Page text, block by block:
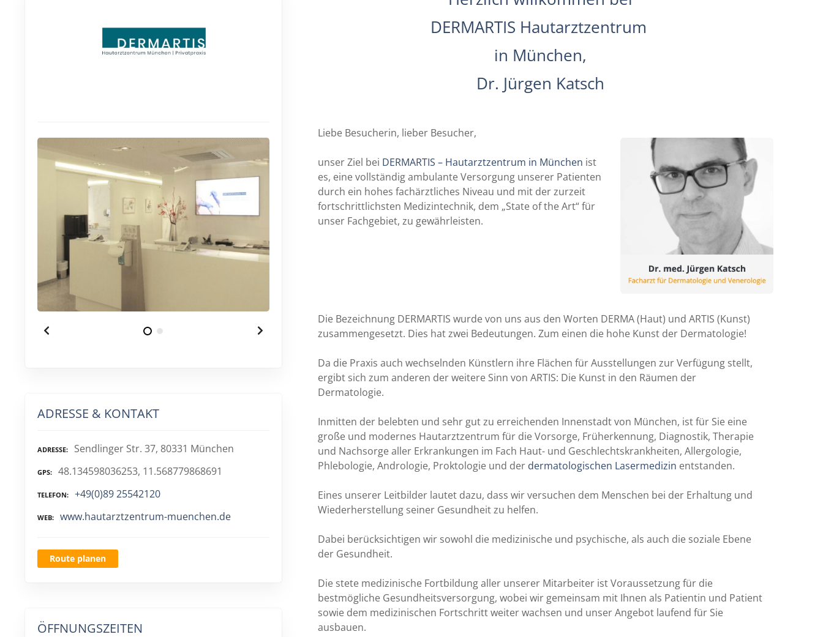
ADRESSE & KONTAKT
ADRESSE Sendlinger Str. 37, 80331 München
GPS 48.134598036253, 11.568779868691
TELEFON +49(0)89 25542120
WEB www.hautarztzentrum-muenchen.de
Route planen
ÖFFNUNGSZEITEN
DERMARTIS Hautarztzentrum
in München,
Dr. Jürgen Katsch
Liebe Besucherin, lieber Besucher,
unser Ziel bei DERMARTIS – Hautarztzentrum in München ist
es, eine vollständig ambulante Versorgung unserer Patienten
durch ein hohes fachärztliches Niveau und mit der zurzeit
fortschrittlichsten Medizintechnik, dem „State of the Art“ für
unser Fachgebiet, zu gewährleisten.
Die Bezeichnung DERMARTIS wurde von uns aus den Worten DERMA (Haut) und ARTIS (Kunst)
zusammengesetzt. Dies hat zwei Bedeutungen. Zum einen die hohe Kunst der Dermatologie!
Da die Praxis auch wechselnden Künstlern ihre Flächen für Ausstellungen zur Verfügung stellt,
ergibt sich zum anderen der weitere Sinn von ARTIS: Die Kunst in den Räumen der
Dermatologie.
Inmitten der belebten und sehr gut zu erreichenden Innenstadt von München, ist für Sie eine
große und modernes Hautarztzentrum für die Vorsorge, Früherkennung, Diagnostik, Therapie
und Nachsorge aller Erkrankungen im Fach Haut- und Geschlechtskrankheiten, Allergologie,
Phlebologie, Andrologie, Proktologie und der dermatologischen Lasermedizin entstanden.
Eines unserer Leitbilder lautet dazu, dass wir versuchen dem Menschen bei der Erhaltung und
Wiederherstellung seiner Gesundheit zu helfen.
Dabei berücksichtigen wir sowohl die medizinische und psychische, als auch die soziale Ebene
der Gesundheit.
Die stete medizinische Fortbildung aller unserer Mitarbeiter ist Voraussetzung für die
bestmögliche Gesundheitsversorgung, wobei wir gemeinsam mit Ihnen als Patientin und Patient
sowie dem medizinischen Fortschritt weiter wachsen und unser Angebot laufend für Sie
ausbauen.